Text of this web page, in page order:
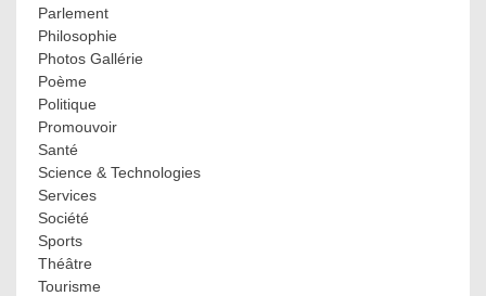
Parlement
Philosophie
Photos Gallérie
Poème
Politique
Promouvoir
Santé
Science & Technologies
Services
Société
Sports
Théâtre
Tourisme